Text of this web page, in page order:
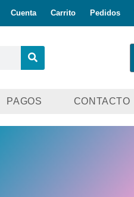
Cuenta Carrito Pedidos
PAGOS CONTACTO